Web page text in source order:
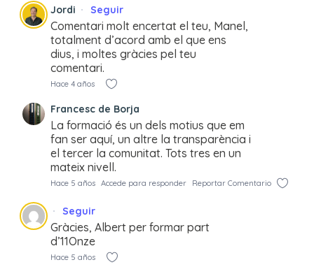
Jordi Seguir
Comentari molt encertat el teu, Manel,
totalment d’acord amb el que ens
dius, i moltes gràcies pel teu
comentari.
Hace 4 años
Francesc de Borja
La formació és un dels motius que em
fan ser aquí, un altre la transparència i
el tercer la comunitat. Tots tres en un
mateix nivell.
Hace 5 años Accede para responder Reportar Comentario
Seguir
Gràcies, Albert per formar part
d’11Onze
Hace 5 años